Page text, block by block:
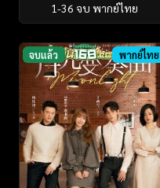
1-36 จบ พากย์ไทย
จบแล้ว พากย์ไทย